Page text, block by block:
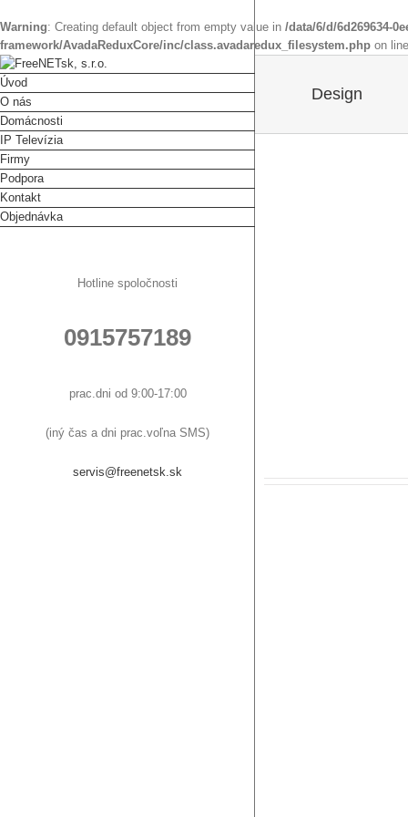
Warning: Creating default object from empty value in /data/6/d/6d269634-
framework/AvadaReduxCore/inc/class.avadaredux_filesystem.php on line
Úvod
O nás
Domácnosti
IP Televízia
Firmy
Podpora
Kontakt
Objednávka
Hotline spoločnosti
0915757189
prac.dni od 9:00-17:00
(iný čas a dni prac.voľna SMS)
servis@freenetsk.sk
Design